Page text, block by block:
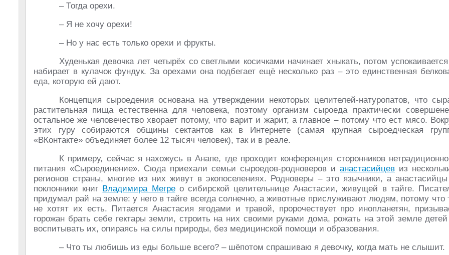
– Тогда орехи.
– Я не хочу орехи!
– Но у нас есть только орехи и фрукты.
Худенькая девочка лет четырёх со светлыми косичками начинает хныкать, потом
набирает в кулачок фундук. За орехами она подбегает ещё несколько раз – это единственная
еда, которую ей дают.
Концепция сыроедения основана на утверждении некоторых целителей-натуропатов, что
растительная пища естественна для человека, поэтому организм сыроеда практически
остальное же человечество хворает потому, что варит и жарит, а главное – потому что ест мясо.
этих гуру собираются общины сектантов как в Интернете (самая крупная сыроедческая
«ВКонтакте» объединяет более 12 тысяч человек), так и в реале.
К примеру, сейчас я нахожусь в Анапе, где проходит конференция сторонников
питания «Сыроединение». Сюда приехали семьи сыроедов-родноверов и анастасийцев из
регионов страны, многие из них живут в экопоселениях. Родноверы – это язычники, а
поклонники книг Владимира Мегрео сибирской целительнице Анастасии, живущей в тайге.
придумал рай на земле: у него в тайге всегда солнечно, а животные прислуживают людям, потому что
не хотят их есть. Питается Анастасия ягодами и травой, пророчествует про инопланетян,
горожан брать себе гектары земли, строить на них своими руками дома, рожать на этой земле
воспитывать их, опираясь на силы природы, без медицинской помощи и образования.
– Что ты любишь из еды больше всего? – шёпотом спрашиваю я девочку, когда мать не слышит.